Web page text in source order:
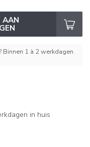
AAN
1 à 2 werkdagen
in huis